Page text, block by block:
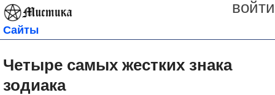
войти
Сайты
Четыре самых жестких знака
зодиака